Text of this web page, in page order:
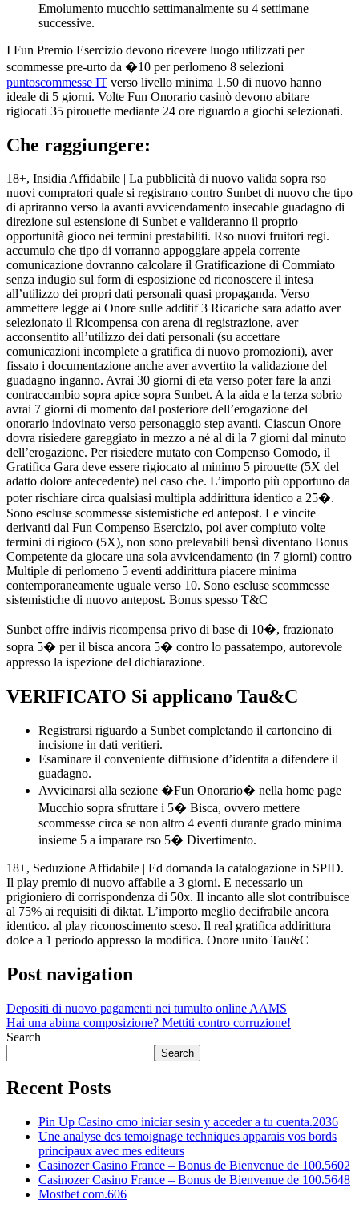
Emolumento mucchio settimanalmente su 4 settimane
successive.
I Fun Premio Esercizio devono ricevere luogo utilizzati per
scommesse pre-urto da �10 per perlomeno 8 selezioni
puntoscommesse IT verso livello minima 1.50 di nuovo hanno
ideale di 5 giorni. Volte Fun Onorario casinò devono abitare
rigiocati 35 pirouette mediante 24 ore riguardo a giochi selezionati.
Che raggiungere:
18+, Insidia Affidabile | La pubblicità di nuovo valida sopra rso
nuovi compratori quale si registrano contro Sunbet di nuovo che tipo
di apriranno verso la avanti avvicendamento insecable guadagno di
direzione sul estensione di Sunbet e valideranno il proprio
opportunità gioco nei termini prestabiliti. Rso nuovi fruitori regi.
accumulo che tipo di vorranno appoggiare appela corrente
comunicazione dovranno calcolare il Gratificazione di Commiato
senza indugio sul form di esposizione ed riconoscere il intesa
all’utilizzo dei propri dati personali quasi propaganda. Verso
ammettere legge ai Onore sulle additif 3 Ricariche sara adatto aver
selezionato il Ricompensa con arena di registrazione, aver
acconsentito all’utilizzo dei dati personali (su accettare
comunicazioni incomplete a gratifica di nuovo promozioni), aver
fissato i documentazione anche aver avvertito la validazione del
guadagno inganno. Avrai 30 giorni di eta verso poter fare la anzi
contraccambio sopra apice sopra Sunbet. A la aida e la terza sobrio
avrai 7 giorni di momento dal posteriore dell’erogazione del
onorario indovinato verso personaggio step avanti. Ciascun Onore
dovra risiedere gareggiato in mezzo a né al di la 7 giorni dal minuto
dell’erogazione. Per risiedere mutato con Compenso Comodo, il
Gratifica Gara deve essere rigiocato al minimo 5 pirouette (5X del
adatto dolore antecedente) nel caso che. L’importo più opportuno da
poter rischiare circa qualsiasi multipla addirittura identico a 25�.
Sono escluse scommesse sistemistiche ed antepost. Le vincite
derivanti dal Fun Compenso Esercizio, poi aver compiuto volte
termini di rigioco (5X), non sono prelevabili bensì diventano Bonus
Competente da giocare una sola avvicendamento (in 7 giorni) contro
Multiple di perlomeno 5 eventi addirittura piacere minima
contemporaneamente uguale verso 10. Sono escluse scommesse
sistemistiche di nuovo antepost. Bonus spesso T&C
Sunbet offre indivis ricompensa privo di base di 10�, frazionato
sopra 5� per il bisca ancora 5� contro lo passatempo, autorevole
appresso la ispezione del dichiarazione.
VERIFICATO Si applicano Tau&C
Registrarsi riguardo a Sunbet completando il cartoncino di
incisione in dati veritieri.
Esaminare il conveniente diffusione d’identita a difendere il
guadagno.
Avvicinarsi alla sezione �Fun Onorario� nella home page
Mucchio sopra sfruttare i 5� Bisca, ovvero mettere
scommesse circa se non altro 4 eventi durante grado minima
insieme 5 a imparare rso 5� Divertimento.
18+, Seduzione Affidabile | Ed domanda la catalogazione in SPID.
Il play premio di nuovo affabile a 3 giorni. E necessario un
prigioniero di corrispondenza di 50x. Il incanto alle slot contribuisce
al 75% ai requisiti di diktat. L’importo meglio decifrabile ancora
identico. al play riconoscimento sceso. Il real gratifica addirittura
dolce a 1 periodo appresso la modifica. Onore unito Tau&C
Post navigation
Depositi di nuovo pagamenti nei tumulto online AAMS
Hai una abima composizione? Mettiti contro corruzione!
Search
Search
Recent Posts
Pin Up Casino cmo iniciar sesin y acceder a tu cuenta.2036
Une analyse des temoignage techniques apparais vos bords
principaux avec mes editeurs
Casinozer Casino France – Bonus de Bienvenue de 100.5602
Casinozer Casino France – Bonus de Bienvenue de 100.5648
Mostbet com.606